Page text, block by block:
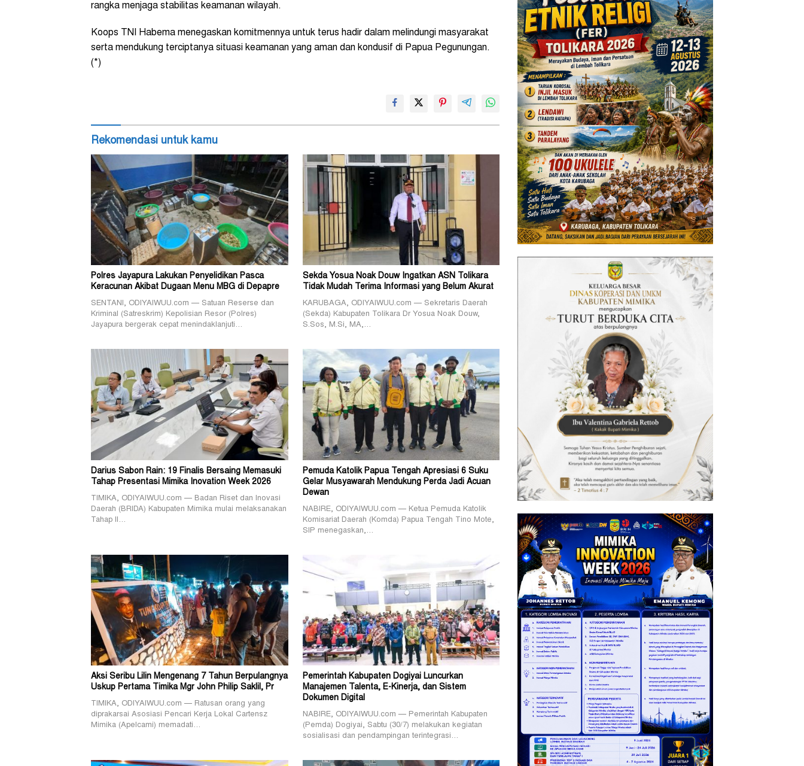
rangka menjaga stabilitas keamanan wilayah.
Koops TNI Habema menegaskan komitmennya untuk terus hadir dalam melindungi masyarakat
serta mendukung terciptanya situasi keamanan yang aman dan kondusif di Papua Pegunungan.
(*)
Rekomendasi untuk kamu
Polres Jayapura Lakukan Penyelidikan Pasca
Keracunan Akibat Dugaan Menu MBG di Depapre
SENTANI, ODIYAIWUU.com — Satuan Reserse dan
Kriminal (Satreskrim) Kepolisian Resor (Polres)
Jayapura bergerak cepat menindaklanjuti…
Sekda Yosua Noak Douw Ingatkan ASN Tolikara
Tidak Mudah Terima Informasi yang Belum Akurat
KARUBAGA, ODIYAIWUU.com — Sekretaris Daerah
(Sekda) Kabupaten Tolikara Dr Yosua Noak Douw,
S.Sos, M.Si, MA,…
Darius Sabon Rain: 19 Finalis Bersaing Memasuki
Tahap Presentasi Mimika Inovation Week 2026
TIMIKA, ODIYAIWUU.com — Badan Riset dan Inovasi
Daerah (BRIDA) Kabupaten Mimika mulai melaksanakan
Tahap II…
Pemuda Katolik Papua Tengah Apresiasi 6 Suku
Gelar Musyawarah Mendukung Perda Jadi Acuan
Dewan
NABIRE, ODIYAIWUU.com — Ketua Pemuda Katolik
Komisariat Daerah (Komda) Papua Tengah Tino Mote,
SIP menegaskan,…
Aksi Seribu Lilin Mengenang 7 Tahun Berpulangnya
Uskup Pertama Timika Mgr John Philip Saklil, Pr
TIMIKA, ODIYAIWUU.com — Ratusan orang yang
diprakarsai Asosiasi Pencari Kerja Lokal Cartensz
Mimika (Apelcami) memadati…
Pemerintah Kabupaten Dogiyai Luncurkan
Manajemen Talenta, E-Kinerja, dan Sistem
Dokumen Digital
NABIRE, ODIYAIWUU.com — Pemerintah Kabupaten
(Pemda) Dogiyai, Sabtu (30/7) melakukan kegiatan
sosialisasi dan pendampingan terintegrasi…